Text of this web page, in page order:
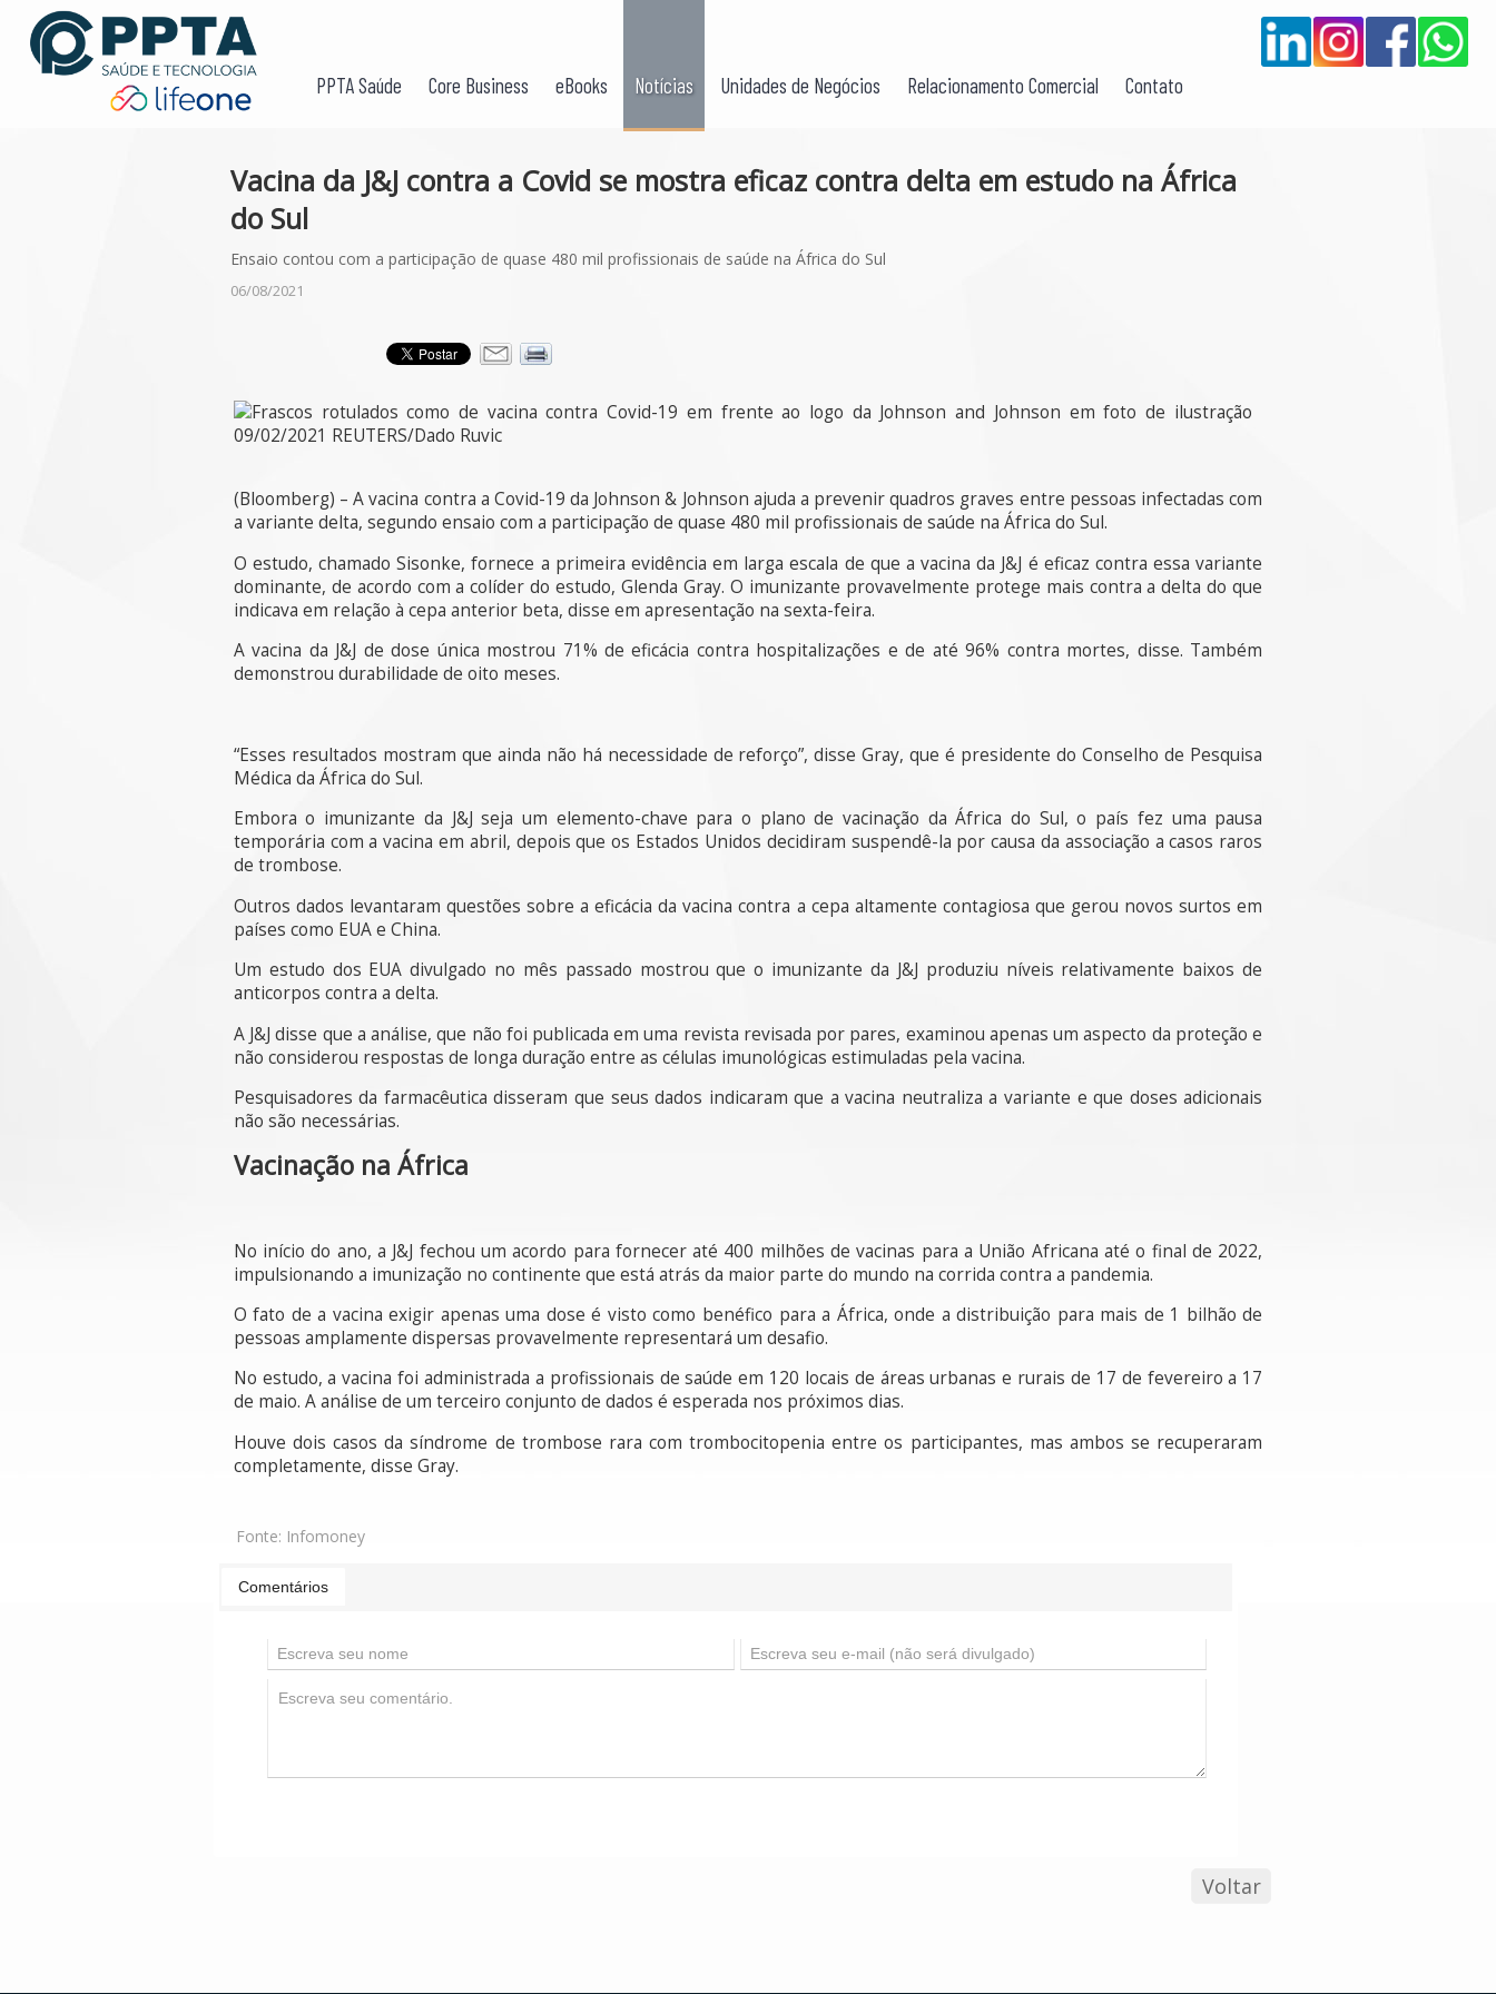
PPTA Saúde Core Business eBooks Notícias Unidades de Negócios Relacionamento Comercial Contato
Vacina da J&J contra a Covid se mostra eficaz contra delta em estudo na África
do Sul
Ensaio contou com a participação de quase 480 mil profissionais de saúde na África do Sul
06/08/2021
(Bloomberg) – A vacina contra a Covid-19 da Johnson & Johnson ajuda a prevenir quadros graves entre pessoas infectadas com
a variante delta, segundo ensaio com a participação de quase 480 mil profissionais de saúde na África do Sul.
O estudo, chamado Sisonke, fornece a primeira evidência em larga escala de que a vacina da J&J é eficaz contra essa variante
dominante, de acordo com a colíder do estudo, Glenda Gray. O imunizante provavelmente protege mais contra a delta do que
indicava em relação à cepa anterior beta, disse em apresentação na sexta-feira.
A vacina da J&J de dose única mostrou 71% de eficácia contra hospitalizações e de até 96% contra mortes, disse. Também
demonstrou durabilidade de oito meses.
“Esses resultados mostram que ainda não há necessidade de reforço”, disse Gray, que é presidente do Conselho de Pesquisa
Médica da África do Sul.
Embora o imunizante da J&J seja um elemento-chave para o plano de vacinação da África do Sul, o país fez uma pausa
temporária com a vacina em abril, depois que os Estados Unidos decidiram suspendê-la por causa da associação a casos raros
de trombose.
Outros dados levantaram questões sobre a eficácia da vacina contra a cepa altamente contagiosa que gerou novos surtos em
países como EUA e China.
Um estudo dos EUA divulgado no mês passado mostrou que o imunizante da J&J produziu níveis relativamente baixos de
anticorpos contra a delta.
A J&J disse que a análise, que não foi publicada em uma revista revisada por pares, examinou apenas um aspecto da proteção e
não considerou respostas de longa duração entre as células imunológicas estimuladas pela vacina.
Pesquisadores da farmacêutica disseram que seus dados indicaram que a vacina neutraliza a variante e que doses adicionais
não são necessárias.
Vacinação na África
No início do ano, a J&J fechou um acordo para fornecer até 400 milhões de vacinas para a União Africana até o final de 2022,
impulsionando a imunização no continente que está atrás da maior parte do mundo na corrida contra a pandemia.
O fato de a vacina exigir apenas uma dose é visto como benéfico para a África, onde a distribuição para mais de 1 bilhão de
pessoas amplamente dispersas provavelmente representará um desafio.
No estudo, a vacina foi administrada a profissionais de saúde em 120 locais de áreas urbanas e rurais de 17 de fevereiro a 17
de maio. A análise de um terceiro conjunto de dados é esperada nos próximos dias.
Houve dois casos da síndrome de trombose rara com trombocitopenia entre os participantes, mas ambos se recuperaram
completamente, disse Gray.
Fonte: Infomoney
Comentários
Voltar